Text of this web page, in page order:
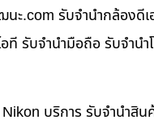
ะ.com รับจำนำกล้องดีเ
ที รับจำนำมือถือ รับจำน
บริการ รับจำนำสิน